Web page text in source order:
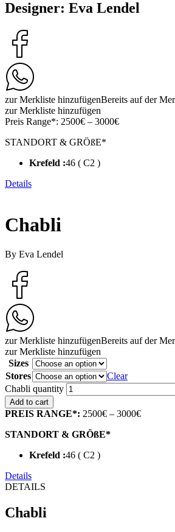
Designer: Eva Lendel
zur Merkliste hinzufügenBereits auf der
zur Merkliste hinzufügen
Preis Range*: 2500€ – 3000€
STANDORT & GRÖßE*
Krefeld :46 ( C2 )
Details
Chabli
By Eva Lendel
zur Merkliste hinzufügenBereits auf der
zur Merkliste hinzufügen
Sizes
Stores
Clear
Chabli quantity
Add to cart
PREIS RANGE*: 2500€ – 3000€
STANDORT & GRÖßE*
Krefeld :46 ( C2 )
Details
DETAILS
Chabli